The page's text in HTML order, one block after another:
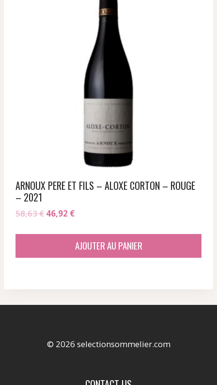
ARNOUX PERE ET FILS – ALOXE CORTON – ROUGE
– 2021
58,63€ Le
46,92 €Le
est :
AJOUTER AU PANIER
© 2026 selectionsommelier.com